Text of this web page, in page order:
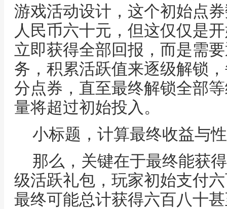
游戏活动设计，这个初始点
人民币六十元，但这仅仅是
立即获得全部回报，而是需
务，积累活跃值来逐级解锁
分点券，直至最终解锁全部
量将超过初始投入。
小标题，计算最终收益与
那么，关键在于最终能获
级活跃礼包，玩家初始支付
最终可能总计获得六百八十